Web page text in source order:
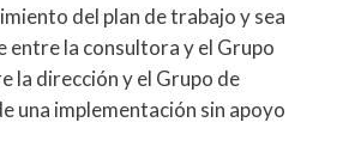
del plan de trabajo y sea
entre la consultora y el Grupo
la dirección y el Grupo de
una implementación sin apoyo